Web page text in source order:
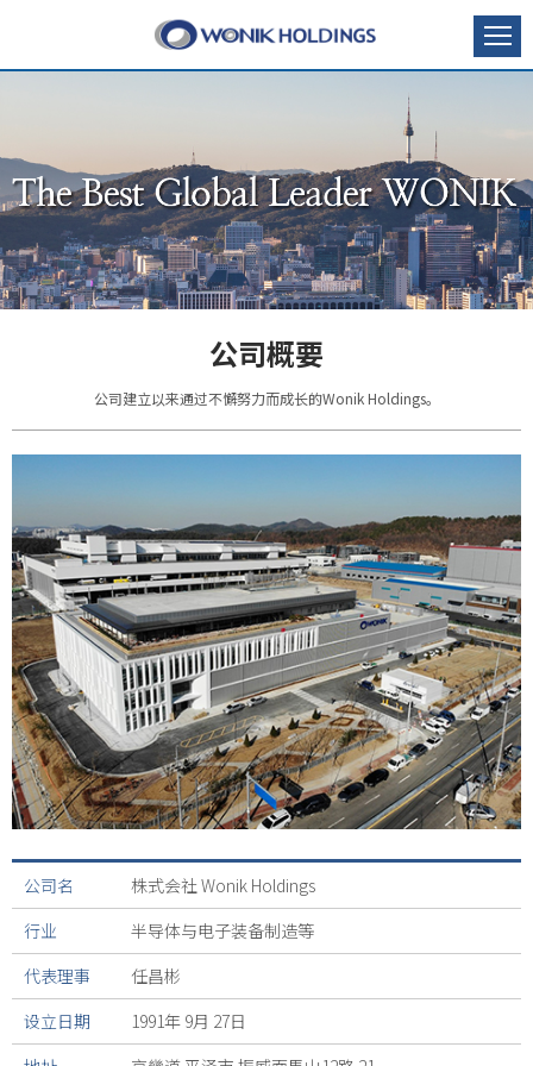
公司概要
公司建立以来通过不懈努力而成长的Wonik Holdings。
公司名
株式会社 Wonik Holdings
行业
半导体与电子装备制造等
代表理事
任昌彬
设立日期
1991年 9月 27日